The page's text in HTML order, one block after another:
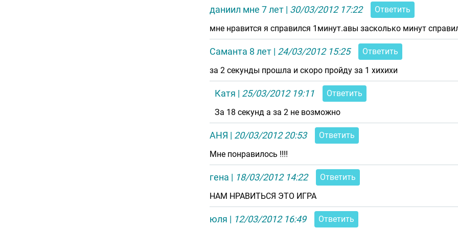
даниил мне 7 лет | 30/03/2012 17:22
Ответить
мне нравится я справился 1минут.авы засколько минут
Саманта 8 лет | 24/03/2012 15:25
Ответить
за 2 секунды прошла и скоро пройду за 1 хихихи
Катя | 25/03/2012 19:11
Ответить
За 18 секунд а за 2 не возможно
АНЯ | 20/03/2012 20:53
Ответить
Мне понравилось !!!!
гена | 18/03/2012 14:22
Ответить
НАМ НРАВИТЬСЯ ЭТО ИГРА
юля | 12/03/2012 16:49 Ответить